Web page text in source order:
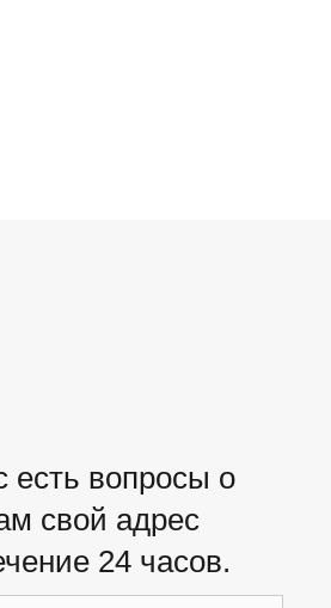
есть вопросы о
свой адрес
24 часов.